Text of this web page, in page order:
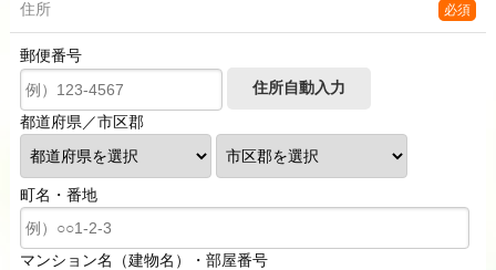
必須
住所
郵便番号
都道府県／市区郡
町名・番地
マンション名（建物名）・部屋番号